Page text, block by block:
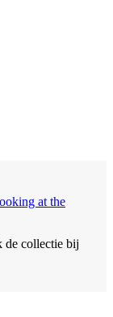
at the
de collectie bij